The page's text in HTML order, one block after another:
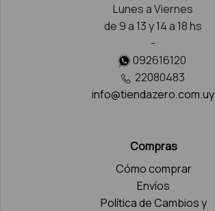
Lunes a Viernes
de 9 a 13 y 14 a 18 hs
-
092616120
22080483
info@tiendazero.com.uy
Compras
Cómo comprar
Envíos
Política de Cambios y